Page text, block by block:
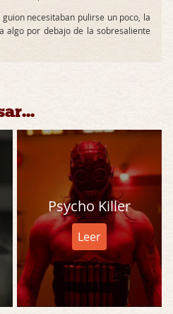
necesitaban pulirse un poco, la
algo por debajo de la sobresaliente
Psycho Killer
Leer